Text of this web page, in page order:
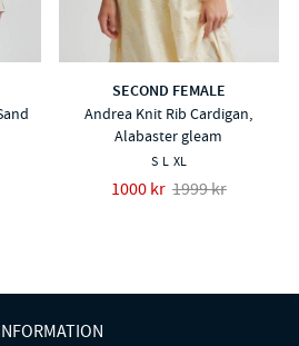
SECOND FEMALE
Andrea Knit Rib Cardigan,
Alabaster gleam
S L XL
1000 kr 1999 kr